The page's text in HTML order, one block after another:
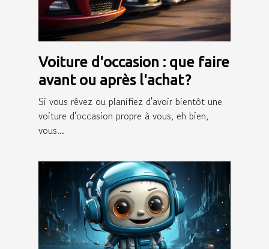
Voiture d'occasion : que faire
avant ou après l'achat ?
Si vous rêvez ou planifiez d'avoir bientôt une
voiture d'occasion propre à vous, eh bien,
vous...